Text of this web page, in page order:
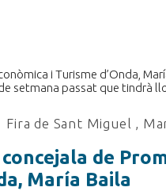
i Turisme d’Onda,
setmana passat que tindrà
Fira de Sant Miguel ,
de
María Baila